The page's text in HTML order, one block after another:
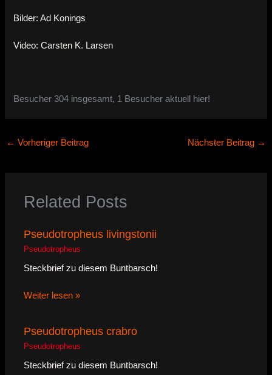
Bilder: Ad Konings
Video: Carsten K. Larsen
Besucher 304 insgesamt, 1 Besucher aktuell hier!
← Vorheriger Beitrag Nächster Beitrag →
Related Posts
Pseudotropheus livingstonii
Pseudotropheus
Steckbrief zu diesem Buntbarsch!
Weiter lesen »
Pseudotropheus crabro
Pseudotropheus
Steckbrief zu diesem Buntbarsch!